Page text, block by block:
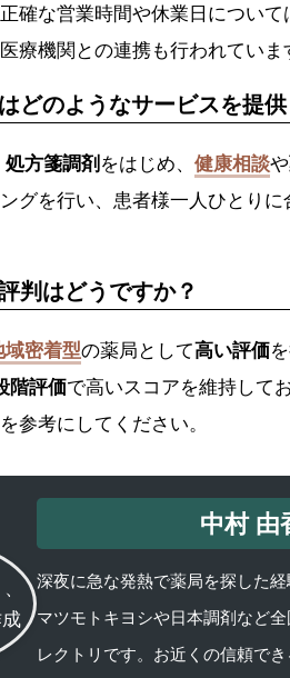
確な営業時間や休業日につい
療機関との連携も行われていま
どのようなサービスを提
処方箋調剤 をはじめ、 健康相談や
グを行い、患者様一人ひとりに
判はどうですか？
域密着型の薬局として高い評価
階評価で高いスコアを維持してお
参考にしてください。
中村
深夜に急な発熱で薬局を探した
マツモトキヨシや日本調剤など
レクトリです。お近くの信頼で